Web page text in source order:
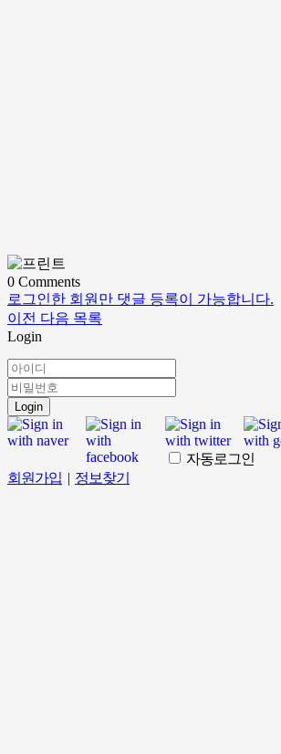
0 Comments
로그인한 회원만 댓글 등록이 가능합니다.
이전 다음 목록
Login
Login
자동로그인
회원가입 | 정보찾기